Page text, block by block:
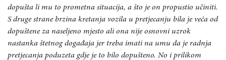
dopušta li mu to prometna situacija, a što je on propustio učiniti.
S druge strane brzina kretanja vozila u pretjecanju bila je veća od
dopuštene za naseljeno mjesto ali ona nije osnovni uzrok
nastanka štetnog događaja jer treba imati na umu da je radnja
pretjecanja poduzeta gdje je to bilo dopušteno. No i prilikom